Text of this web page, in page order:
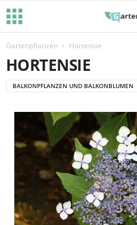
Gartenpflanzen Hortensie
HORTENSIE
BALKONPFLANZEN UND BALKONBLUMEN